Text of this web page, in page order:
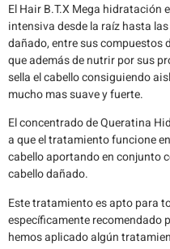
El Hair B.T.X Mega
intensiva desde la raíz hasta
dañado, entre sus compuestos
que además de nutrir por sus
sella el cabello consiguiendo
mucho mas suave y fuerte.
El concentrado de Queratina
a que el tratamiento funcione
cabello aportando en conjunto
cabello dañado.
Este tratamiento es apto para
específicamente recomendado
hemos aplicado algún